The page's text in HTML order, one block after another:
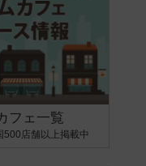
フェ一覧
500店舗以上掲載中